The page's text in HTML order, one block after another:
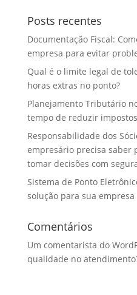
Posts recentes
Documentação Fiscal:
empresa para evitar
Qual é o limite legal de
horas extras no ponto?
Planejamento Tributário
tempo de reduzir
Responsabilidade dos
empresário precisa saber
tomar decisões com
Sistema de Ponto
solução para sua empresa
Comentários
Um comentarista do
qualidade no